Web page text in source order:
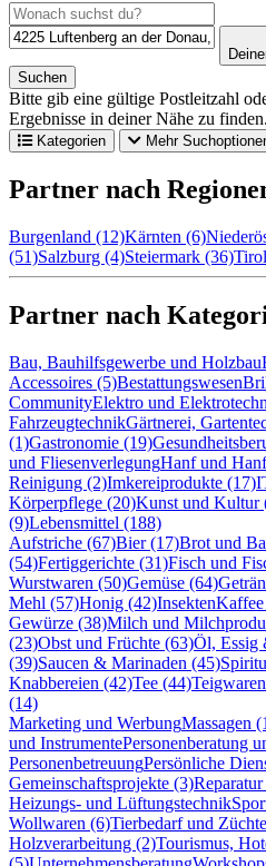
Suchen
Bitte gib eine gültige Postleitzahl
Ergebnisse in deiner Nähe zu finden.
Kategorien Mehr
Partner nach
Burgenland (12)Kärnten (6)
(51)Salzburg (4)Steiermark (36)
Partner nach
Bau, Bauhilfsgewerbe und Holzbau
Accessoires (5)Bestattungswesen
CommunityElektro und
FahrzeugtechnikGärtnerei,
(1)Gastronomie (19)
und FliesenverlegungHanf und
Reinigung (2)Imkereiprodukte (17)
Körperpflege (20)Kunst und Kultur
(9)Lebensmittel (188)
Aufstriche (67)Bier (17)Brot und
(54)Fertiggerichte (31)Fisch und
Wurstwaren (50)Gemüse (64)
Mehl (57)Honig (42)Insekten
Gewürze (38)Milch und
(23)Obst und Früchte (63)Öl, Essig
(39)Saucen & Marinaden (45)
Knabbereien (42)Tee (44)
(14)
Marketing und WerbungMassagen
und InstrumentePersonenberatung
PersonenbetreuungPersönliche
Gemeinschaftsprojekte (3)
Heizungs- und Lüftungstechnik
Wollwaren (6)Tierbedarf und
Holzverarbeitung (2)Tourismus,